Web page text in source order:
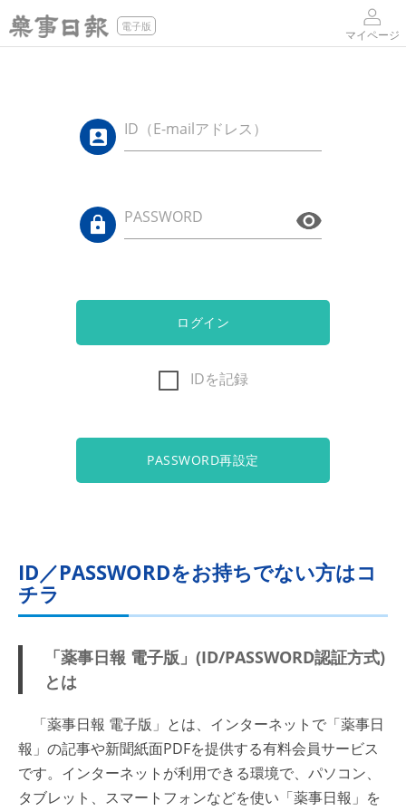
電子版
マイページ
ID（E-mailアドレス）
PASSWORD
ログイン
IDを記録
PASSWORD再設定
ID／PASSWORDをお持ちでない方はコ
チラ
「薬事日報 電子版」(ID/PASSWORD認証方式)
とは
「薬事日報 電子版」とは、インターネットで「薬事日
報」の記事や新聞紙面PDFを提供する有料会員サービス
です。インターネットが利用できる環境で、パソコン、
タブレット、スマートフォンなどを使い「薬事日報」を